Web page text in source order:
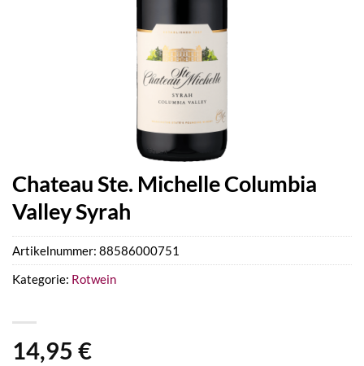
Chateau Ste. Michelle Columbia
Valley Syrah
14,95 €
Artikelnummer: 88586000751
Kategorie: Rotwein